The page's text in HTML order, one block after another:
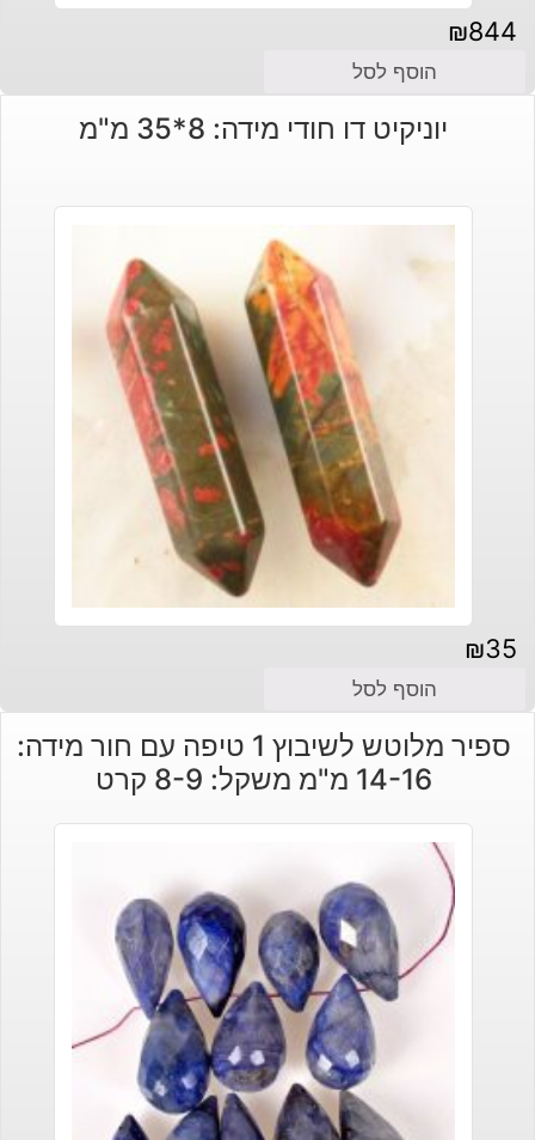
₪844
הוסף לסל
יוניקיט דו חודי מידה: 8*35 מ"מ
₪35
הוסף לסל
ספיר מלוטש לשיבוץ 1 טיפה עם חור מידה:
14-16 מ"מ משקל: 8-9 קרט